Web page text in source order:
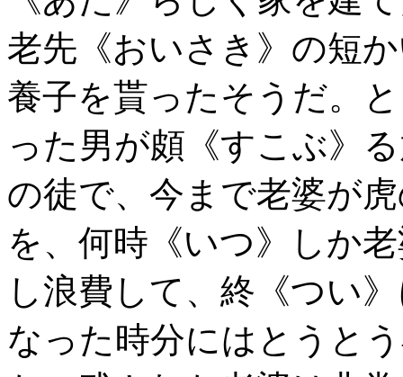
老先《おいさき》の短
養子を貰ったそうだ。
った男が頗《すこぶ》
の徒で、今まで老婆が
を、何時《いつ》しか
し浪費して、終《つい
なった時分にはとうと